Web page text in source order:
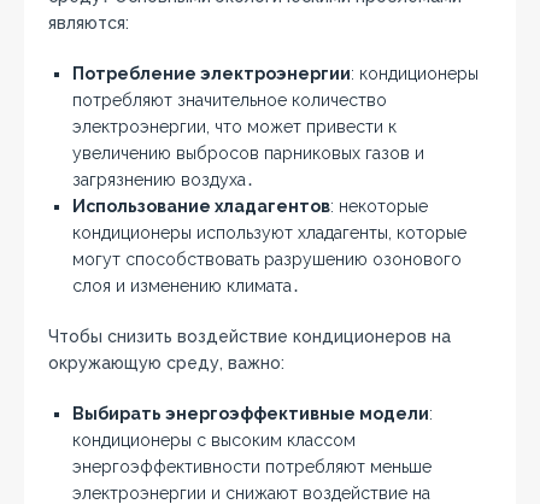
являются:
Потребление электроэнергии: кондиционеры
потребляют значительное количество
электроэнергии, что может привести к
увеличению выбросов парниковых газов и
загрязнению воздуха․
Использование хладагентов: некоторые
кондиционеры используют хладагенты, которые
могут способствовать разрушению озонового
слоя и изменению климата․
Чтобы снизить воздействие кондиционеров на
окружающую среду, важно:
Выбирать энергоэффективные модели:
кондиционеры с высоким классом
энергоэффективности потребляют меньше
электроэнергии и снижают воздействие на